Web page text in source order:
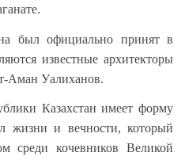
был официально принят в
известные архитекторы
Аман Уалиханов.
Казахстан имеет форму
жизни и вечности, который
среди кочевников Великой